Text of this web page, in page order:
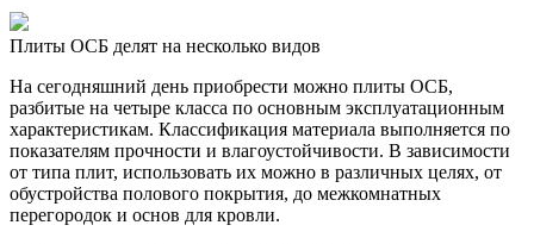
Плиты ОСБ делят на несколько видов
На сегодняшний день приобрести можно плиты ОСБ,
разбитые на четыре класса по основным эксплуатационным
характеристикам. Классификация материала выполняется по
показателям прочности и влагоустойчивости. В зависимости
от типа плит, использовать их можно в различных целях, от
обустройства полового покрытия, до межкомнатных
перегородок и основ для кровли.